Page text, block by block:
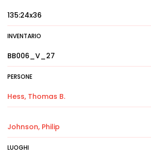
135:24x36
INVENTARIO
BB006_V_27
PERSONE
Hess, Thomas B.
Johnson, Philip
LUOGHI